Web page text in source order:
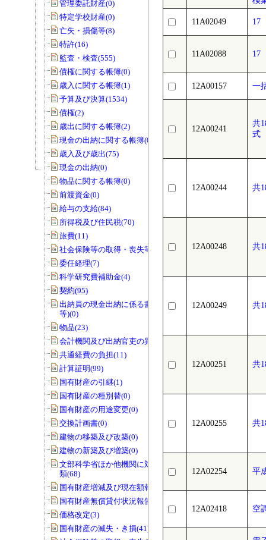
管理委託財産(0)
特定学校財産(0)
亡失・損傷等(8)
特許(16)
監査・検査(555)
債権に関する帳簿(0)
歳入に関する帳簿(1)
予算及び決算(1534)
債権(2)
歳出に関する帳簿(2)
現金の出納に関する帳簿(0)
歳入及び歳出(75)
現金の出納(0)
物品に関する帳簿(0)
前渡資金(0)
給与の支給(84)
所得税及び住民税(70)
旅費(11)
社会保険等の取得・喪失等(0)
委任経理(7)
科学研究費補助金(4)
契約(95)
出納員の現金出納に係る書類(交付伝票
等)(0)
物品(23)
会計機関及び出納官吏の異動(0)
共通経費の負担(11)
計算証明(99)
国有財産の引継(1)
国有財産の種別替(0)
国有財産の用途変更(0)
交換計画書(0)
建物の移築及び改築(0)
建物の新築及び増築(0)
文部科学省ほか他機関に対する報告書
類(68)
国有財産増減及び現在額報告書(32)
国有財産無償貸付状況報告書(0)
価格改定(3)
国有財産の滅失・き損(41)
11A02049 17
11A02088 17
12A00157 一
12A00241
共
式
12A00244 共
12A00248 共
12A00249 共
12A00251 共
12A00255 共
12A02254 平
12A02418 空